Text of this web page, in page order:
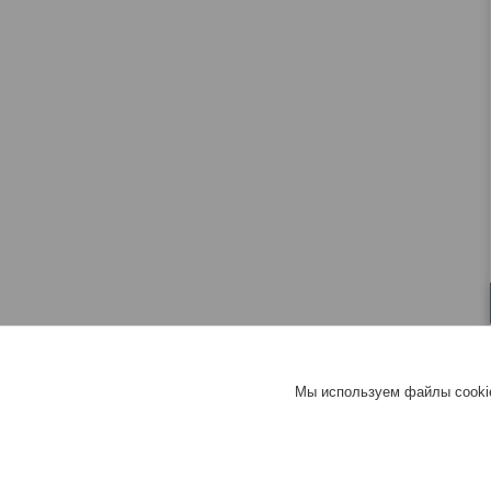
Мы используем файлы